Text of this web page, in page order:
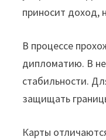
приносит доход,
В процессе
дипломатию. В
стабильности.
защищать
Карты